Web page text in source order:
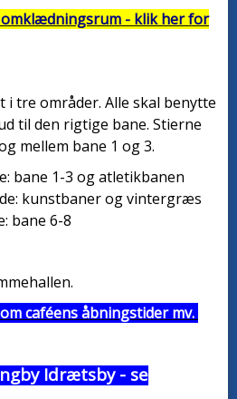
- klik her for
i tre områder. Alle skal benytte
til den rigtige bane. Stierne
mellem bane 1 og 3.
bane 1-3 og atletikbanen
kunstbaner og vintergræs
bane 6-8
caféens åbningstider mv.
Idrætsby - se